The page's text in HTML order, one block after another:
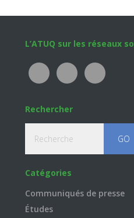
Footer
L’ATUQ sur les réseaux
Rechercher
Catégories
Communiqués de presse
Études